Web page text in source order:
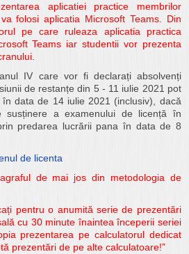
aplicatiei practice membrilor
folosi aplicatia Microsoft Teams. Din
pe care ruleaza aplicatia practica
Teams iar studentii vor prezenta
IV care vor fi declarați absolvenți
de restanțe din 5 - 11 iulie 2021 pot
data de 14 iulie 2021 (inclusiv), dacă
susținere a examenului de licență în
predarea lucrării pana în data de 8
de licenta
de mai jos din metodologia de
pentru o anumită serie de prezentări
cu 30 minute înaintea începerii seriei
prezentarea pe calculatorul dedicat
prezentări de pe alte calculatoare!”